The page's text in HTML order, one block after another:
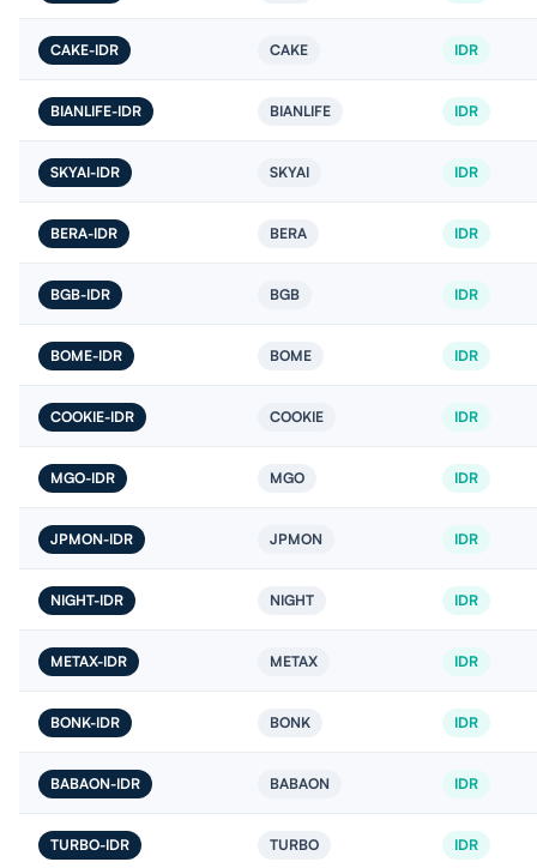
CAKE-IDR CAKE IDR
BIANLIFE-IDR BIANLIFE IDR
SKYAI-IDR SKYAI IDR
BERA-IDR BERA IDR
BGB-IDR BGB IDR
BOME-IDR BOME IDR
COOKIE-IDR COOKIE IDR
MGO-IDR MGO IDR
JPMON-IDR JPMON IDR
NIGHT-IDR NIGHT IDR
METAX-IDR METAX IDR
BONK-IDR BONK IDR
BABAON-IDR BABAON IDR
TURBO-IDR TURBO IDR